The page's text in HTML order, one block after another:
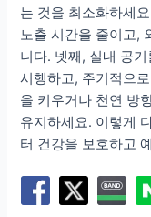
는 것을 최소화하세
노출 시간을 줄이고,
니다. 넷째, 실내 공
시행하고, 주기적으
을 키우거나 천연 방
유지하세요. 이렇게
터 건강을 보호하고